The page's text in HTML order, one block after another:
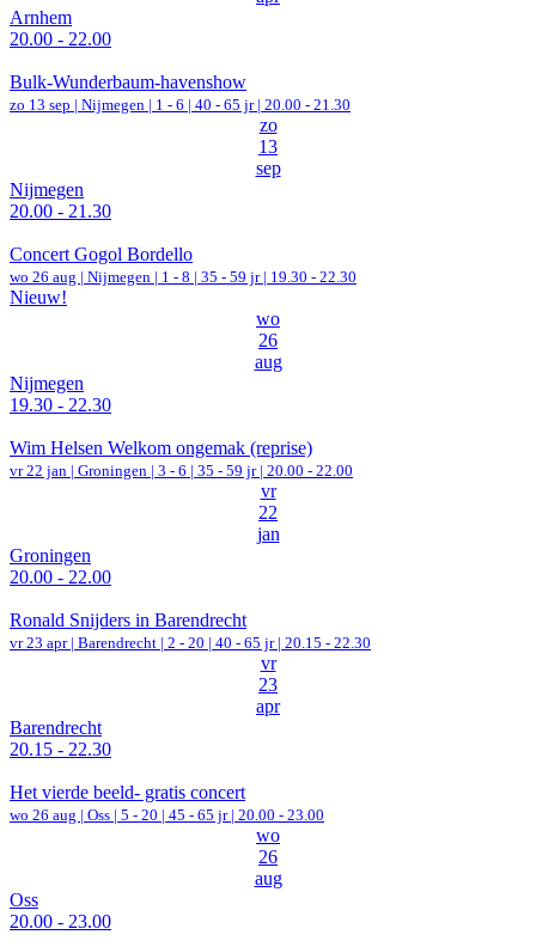
Arnhem
20.00 - 22.00
Bulk-Wunderbaum-havenshow
zo 13 sep | Nijmegen | 1 - 6 | 40 - 65 jr | 20.00 - 21.30
zo
13
sep
Nijmegen
20.00 - 21.30
Concert Gogol Bordello
wo 26 aug | Nijmegen | 1 - 8 | 35 - 59 jr | 19.30 - 22.30
Nieuw!
wo
26
aug
Nijmegen
19.30 - 22.30
Wim Helsen Welkom ongemak (reprise)
vr 22 jan | Groningen | 3 - 6 | 35 - 59 jr | 20.00 - 22.00
vr
22
jan
Groningen
20.00 - 22.00
Ronald Snijders in Barendrecht
vr 23 apr | Barendrecht | 2 - 20 | 40 - 65 jr | 20.15 - 22.30
vr
23
apr
Barendrecht
20.15 - 22.30
Het vierde beeld- gratis concert
wo 26 aug | Oss | 5 - 20 | 45 - 65 jr | 20.00 - 23.00
wo
26
aug
Oss
20.00 - 23.00